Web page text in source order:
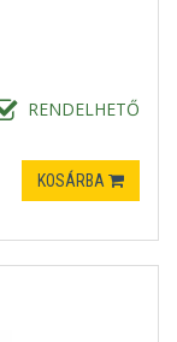
RENDELHETŐ
KOSÁRBA